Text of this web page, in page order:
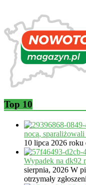
Top 10
nocą,
10 lipca 2026
Wypadek na
sierpnia, 2026 W
otrzymały